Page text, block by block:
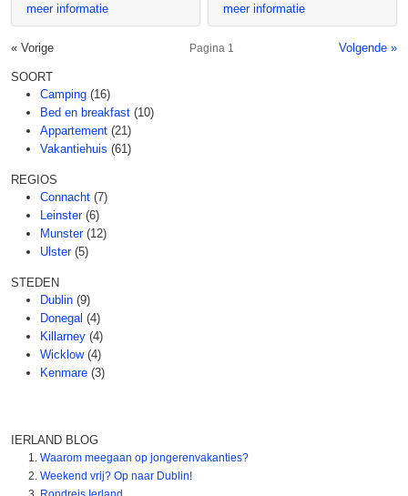
meer informatie meer informatie
« Vorige Volgende »
Pagina 1
SOORT
Camping (16)
Bed en breakfast (10)
Appartement (21)
Vakantiehuis (61)
REGIOS
Connacht (7)
Leinster (6)
Munster (12)
Ulster (5)
STEDEN
Dublin (9)
Donegal (4)
Killarney (4)
Wicklow (4)
Kenmare (3)
IERLAND BLOG
Waarom meegaan op jongerenvakanties?
Weekend vrij? Op naar Dublin!